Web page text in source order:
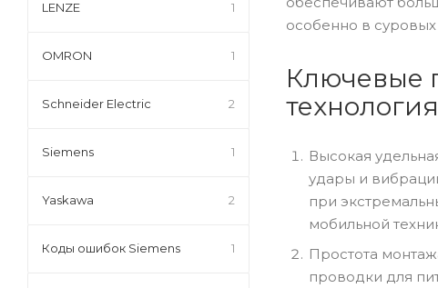
особенно в суровых
Ключевые
Высокая
удары и
при
мобильной
Простота
проводки для
LENZE 1
OMRON 1
Schneider Electric 2
Siemens 1
Yaskawa 2
Коды ошибок Siemens 1